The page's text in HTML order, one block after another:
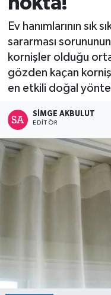
Ev hanımlarının sık
sararması
kornişler olduğu
gözden kaçan
en etkili doğal
SIMGE AKBULUT
EDITÖR
Siyaset
Magazin
Resmi İlanlar
Spor
Teknoloji
Tatil ve Seyahat
Okul Gazetesi
Tüm Manşetler
Son Dakika
Haber Arşivi